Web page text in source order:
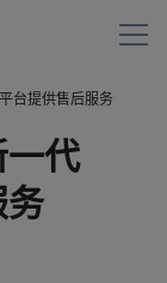
台提供售后服务
一代
务